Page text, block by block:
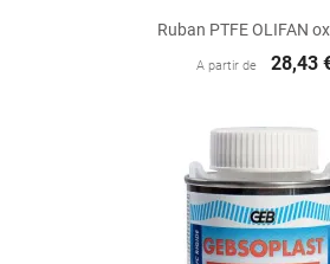
Ruban PTFE OLIFAN
A partir de 28,43